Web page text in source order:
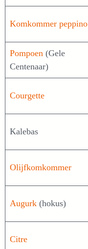
Komkommer peppino
Pompoen (Gele
Centenaar)
Courgette
Kalebas
Olijfkomkommer
Augurk (hokus)
Citre